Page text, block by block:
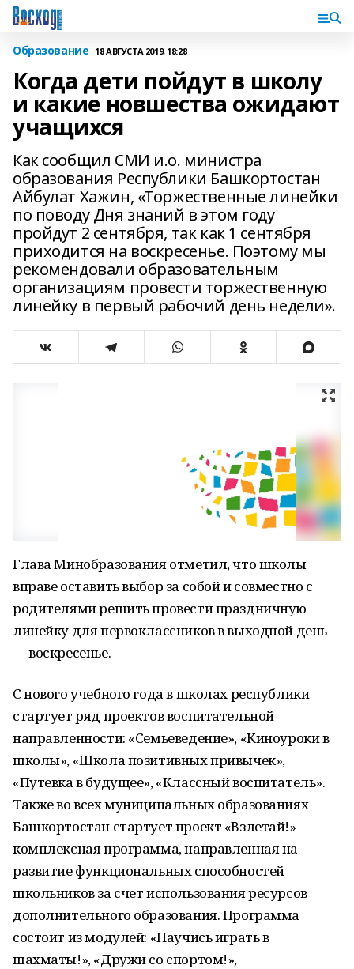
Образование 18 АВГУСТА 2019, 18:28
Когда дети пойдут в школу
и какие новшества ожидают
учащихся
Как сообщил СМИ и.о. министра
образования Республики Башкортостан
Айбулат Хажин, «Торжественные линейки
по поводу Дня знаний в этом году
пройдут 2 сентября, так как 1 сентября
приходится на воскресенье. Поэтому мы
рекомендовали образовательным
организациям провести торжественную
линейку в первый рабочий день недели».
Глава Минобразования отметил, что школы
вправе оставить выбор за собой и совместно с
родителями решить провести праздничную
линейку для первоклассников в выходной день
— воскресенье.
С нового учебного года в школах республики
стартует ряд проектов воспитательной
направленности: «Семьеведение», «Киноуроки в
школы», «Школа позитивных привычек»,
«Путевка в будущее», «Классный воспитатель».
Также во всех муниципальных образованиях
Башкортостан стартует проект «Взлетай!» –
комплексная программа, направленная на
развитие функциональных способностей
школьников за счет использования ресурсов
дополнительного образования. Программа
состоит из модулей: «Научись играть в
шахматы!», «Дружи со спортом!»,